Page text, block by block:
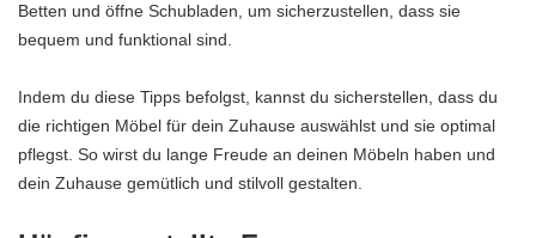
Betten und öffne Schubladen, um sicherzustellen, dass sie
bequem und funktional sind.
Indem du diese Tipps befolgst, kannst du sicherstellen, dass du
die richtigen Möbel für dein Zuhause auswählst und sie optimal
pflegst. So wirst du lange Freude an deinen Möbeln haben und
dein Zuhause gemütlich und stilvoll gestalten.